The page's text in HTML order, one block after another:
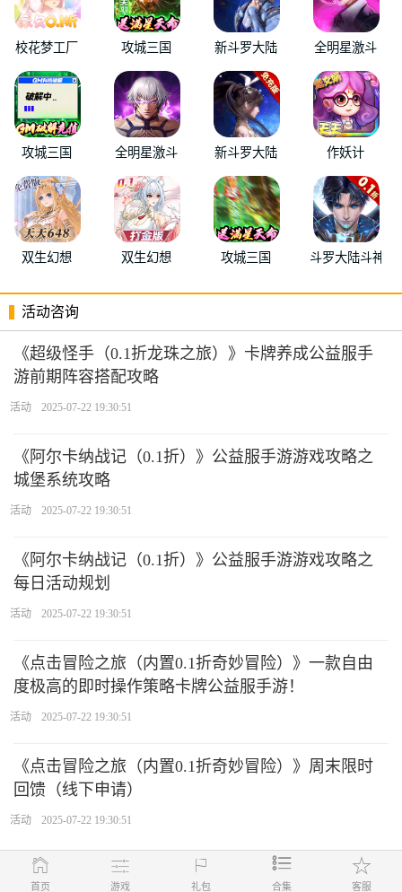
校花梦工厂 攻城三国 新斗罗大陆 全明星激斗
攻城三国 全明星激斗 新斗罗大陆 作妖计
双生幻想 双生幻想 攻城三国 斗罗大陆斗神再
活动咨询
《超级怪手（0.1折龙珠之旅）》卡牌养成公益服手
游前期阵容搭配攻略
活动 2025-07-22 19:30:51
《阿尔卡纳战记（0.1折）》公益服手游游戏攻略之
城堡系统攻略
活动 2025-07-22 19:30:51
《阿尔卡纳战记（0.1折）》公益服手游游戏攻略之
每日活动规划
活动 2025-07-22 19:30:51
《点击冒险之旅（内置0.1折奇妙冒险）》一款自由
度极高的即时操作策略卡牌公益服手游！
活动 2025-07-22 19:30:51
《点击冒险之旅（内置0.1折奇妙冒险）》周末限时
回馈（线下申请）
活动 2025-07-22 19:30:51
首页 游戏 礼包 合集 客服